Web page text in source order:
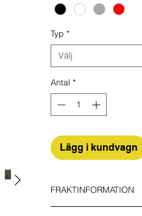
Typ *
Välj
Antal *
Lägg i kundvagn
FRAKTINFORMATION